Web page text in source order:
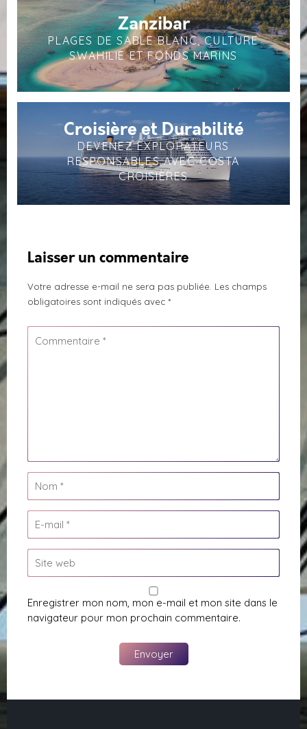
Zanzibar
PLAGES DE SABLE BLANC, CULTURE
SWAHILIE ET FONDS MARINS
Croisière et Durabilité
DEVENEZ EXPLORATEURS
RESPONSABLES AVEC COSTA
CROISIÈRES
Laisser un commentaire
Votre adresse e-mail ne sera pas publiée. Les champs
obligatoires sont indiqués avec *
Enregistrer mon nom, mon e-mail et mon site dans le
navigateur pour mon prochain commentaire.